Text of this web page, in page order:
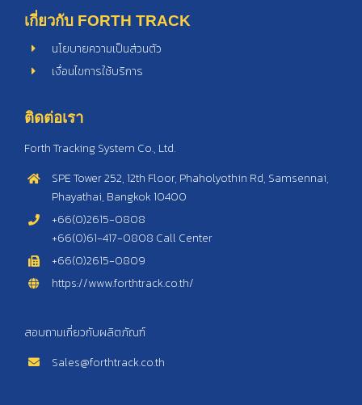
เกี่ยวกับ FORTH TRACK
นโยบายความเป็นส่วนตัว
เงื่อนไขการใช้บริการ
ติดต่อเรา
Forth Tracking System Co., Ltd.
SPE Tower 252, 12th Floor, Phaholyothin Rd, Samsennai,
Phayathai, Bangkok 10400
+66(0)2615-0808
+66(0)61-417-0808 Call Center
+66(0)2615-0809
https://www.forthtrack.co.th/
สอบถามเกี่ยวกับผลิตภัณฑ์
Sales@forthtrack.co.th